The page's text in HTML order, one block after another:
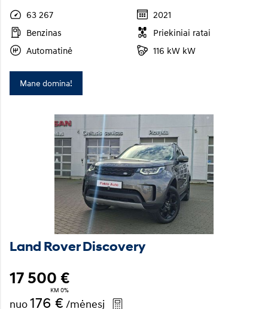
63 267
2021
Benzinas
Priekiniai ratai
Automatinė
116 kW kW
Mane domina!
Land Rover Discovery
17 500 €
KM 0%
nuo176 € /mėnesį